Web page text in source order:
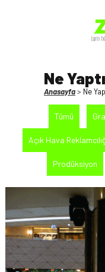
Ne
Anasayfa> Ne
Tümü
Açık Hava
Prodüksiyon